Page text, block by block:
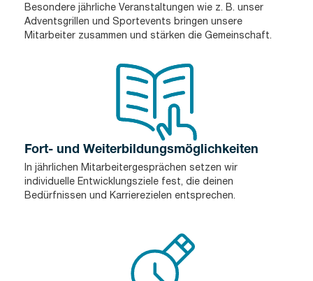
Besondere jährliche Veranstaltungen wie z. B. unser
Adventsgrillen und Sportevents bringen unsere
Mitarbeiter zusammen und stärken die Gemeinschaft.
Fort- und Weiterbildungsmöglichkeiten
In jährlichen Mitarbeitergesprächen setzen wir
individuelle Entwicklungsziele fest, die deinen
Bedürfnissen und Karrierezielen entsprechen.